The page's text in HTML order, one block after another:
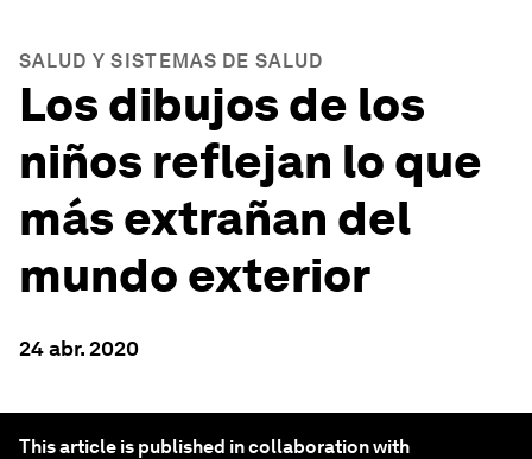
SALUD Y SISTEMAS DE SALUD
Los dibujos de los
niños reflejan lo que
más extrañan del
mundo exterior
24 abr. 2020
This article is published in collaboration with